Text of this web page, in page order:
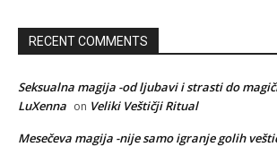
RECENT COMMENTS
Seksualna magija -od ljubavi i strasti do
LuXenna on Veliki Veštičji Ritual
Mesečeva magija -nije samo igranje golih